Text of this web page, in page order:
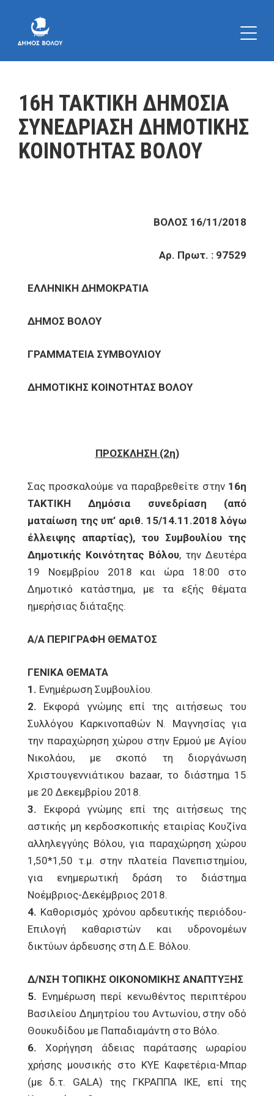
16Η ΤΑΚΤΙΚΗ ΔΗΜΟΣΙΑ
ΣΥΝΕΔΡΙΑΣΗ ΔΗΜΟΤΙΚΗΣ
ΚΟΙΝΟΤΗΤΑΣ ΒΟΛΟΥ
ΒΟΛΟΣ 16/11/2018
Αρ. Πρωτ. : 97529
ΕΛΛΗΝΙΚΗ ΔΗΜΟΚΡΑΤΙΑ
ΔΗΜΟΣ ΒΟΛΟΥ
ΓΡΑΜΜΑΤΕΙΑ ΣΥΜΒΟΥΛΙΟΥ
ΔΗΜΟΤΙΚΗΣ ΚΟΙΝΟΤΗΤΑΣ ΒΟΛΟΥ
ΠΡΟΣΚΛΗΣΗ (2η)
Σας προσκαλούμε να παραβρεθείτε στην 16η
ΤΑΚΤΙΚΗ Δημόσια συνεδρίαση (από
ματαίωση της υπ’ αριθ. 15/14.11.2018 λόγω
έλλειψης απαρτίας), του Συμβουλίου της
Δημοτικής Κοινότητας Βόλου, την Δευτέρα
19 Νοεμβρίου 2018 και ώρα 18:00 στο
Δημοτικό κατάστημα, με τα εξής θέματα
ημερήσιας διάταξης.
Α/Α ΠΕΡΙΓΡΑΦΗ ΘΕΜΑΤΟΣ
ΓΕΝΙΚΑ ΘΕΜΑΤΑ
1. Ενημέρωση Συμβουλίου.
2. Εκφορά γνώμης επί της αιτήσεως του
Συλλόγου Καρκινοπαθών Ν. Μαγνησίας για
την παραχώρηση χώρου στην Ερμού με Αγίου
Νικολάου, με σκοπό τη διοργάνωση
Χριστουγεννιάτικου bazaar, το διάστημα 15
με 20 Δεκεμβρίου 2018.
3. Εκφορά γνώμης επί της αιτήσεως της
αστικής μη κερδοσκοπικής εταιρίας Κουζίνα
αλληλεγγύης Βόλου, για παραχώρηση χώρου
1,50*1,50 τ.μ. στην πλατεία Πανεπιστημίου,
για ενημερωτική δράση το διάστημα
Νοέμβριος-Δεκέμβριος 2018.
4. Καθορισμός χρόνου αρδευτικής περιόδου-
Επιλογή καθαριστών και υδρονομέων
δικτύων άρδευσης στη Δ.Ε. Βόλου.
Δ/ΝΣΗ ΤΟΠΙΚΗΣ ΟΙΚΟΝΟΜΙΚΗΣ ΑΝΑΠΤΥΞΗΣ
5. Ενημέρωση περί κενωθέντος περιπτέρου
Βασιλείου Δημητρίου του Αντωνίου, στην οδό
Θουκυδίδου με Παπαδιαμάντη στο Βόλο.
6. Χορήγηση άδειας παράτασης ωραρίου
χρήσης μουσικής στο ΚΥΕ Καφετέρια-Μπαρ
(με δ.τ. GALA) της ΓΚΡΑΠΠΑ ΙΚΕ, επί της